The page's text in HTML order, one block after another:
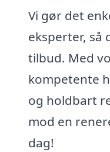
Vi gør det
eksperter, så
tilbud. Med
kompetente
og holdbart
mod en
dag!